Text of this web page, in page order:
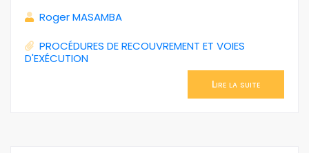
Roger MASAMBA
PROCÉDURES DE RECOUVREMENT ET VOIES
D'EXÉCUTION
Lire la suite